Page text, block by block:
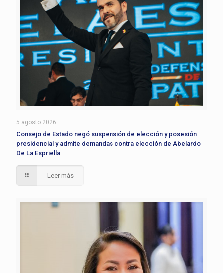
5 agosto 2026
Consejo de Estado negó suspensión de elección y posesión
presidencial y admite demandas contra elección de Abelardo
De La Espriella
Leer más